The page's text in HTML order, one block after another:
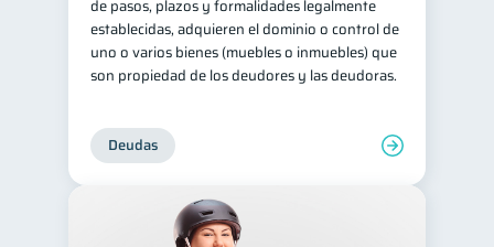
de pasos, plazos y formalidades legalmente
establecidas, adquieren el dominio o control de
uno o varios bienes (muebles o inmuebles) que
son propiedad de los deudores y las deudoras.
Deudas